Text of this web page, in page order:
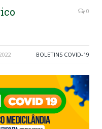
0
BOLETINS COVID-19